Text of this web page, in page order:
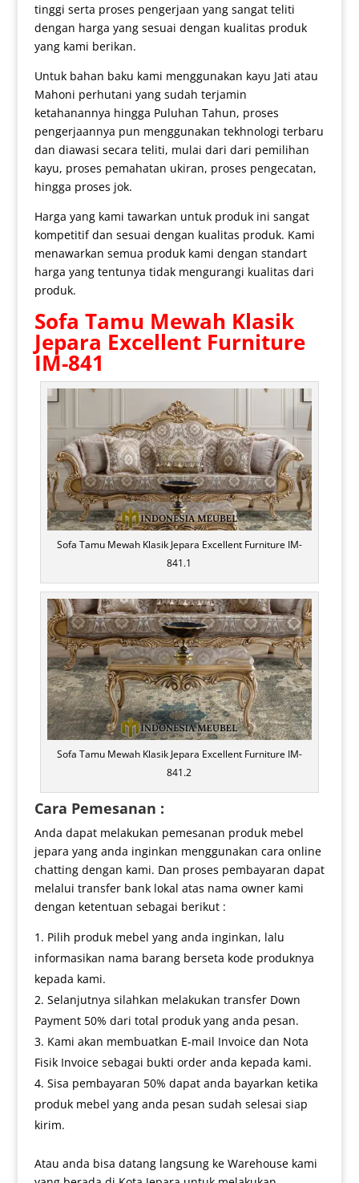
tinggi serta proses pengerjaan yang sangat teliti
dengan harga yang sesuai dengan kualitas produk
yang kami berikan.
Untuk bahan baku kami menggunakan kayu Jati atau
Mahoni perhutani yang sudah terjamin
ketahanannya hingga Puluhan Tahun, proses
pengerjaannya pun menggunakan tekhnologi terbaru
dan diawasi secara teliti, mulai dari dari pemilihan
kayu, proses pemahatan ukiran, proses pengecatan,
hingga proses jok.
Harga yang kami tawarkan untuk produk ini sangat
kompetitif dan sesuai dengan kualitas produk. Kami
menawarkan semua produk kami dengan standart
harga yang tentunya tidak mengurangi kualitas dari
produk.
Sofa Tamu Mewah Klasik
Jepara Excellent Furniture
IM-841
Sofa Tamu Mewah Klasik Jepara Excellent Furniture IM-
841.1
Sofa Tamu Mewah Klasik Jepara Excellent Furniture IM-
841.2
Cara Pemesanan :
Anda dapat melakukan pemesanan produk mebel
jepara yang anda inginkan menggunakan cara online
chatting dengan kami. Dan proses pembayaran dapat
melalui transfer bank lokal atas nama owner kami
dengan ketentuan sebagai berikut :
Pilih produk mebel yang anda inginkan, lalu
informasikan nama barang berseta kode produknya
kepada kami.
Selanjutnya silahkan melakukan transfer Down
Payment 50% dari total produk yang anda pesan.
Kami akan membuatkan E-mail Invoice dan Nota
Fisik Invoice sebagai bukti order anda kepada kami.
Sisa pembayaran 50% dapat anda bayarkan ketika
produk mebel yang anda pesan sudah selesai siap
kirim.
Atau anda bisa datang langsung ke Warehouse kami